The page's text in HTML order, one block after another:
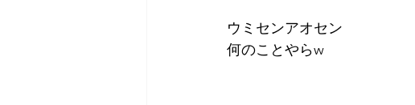
ウミセンアオセン
何のことやらw